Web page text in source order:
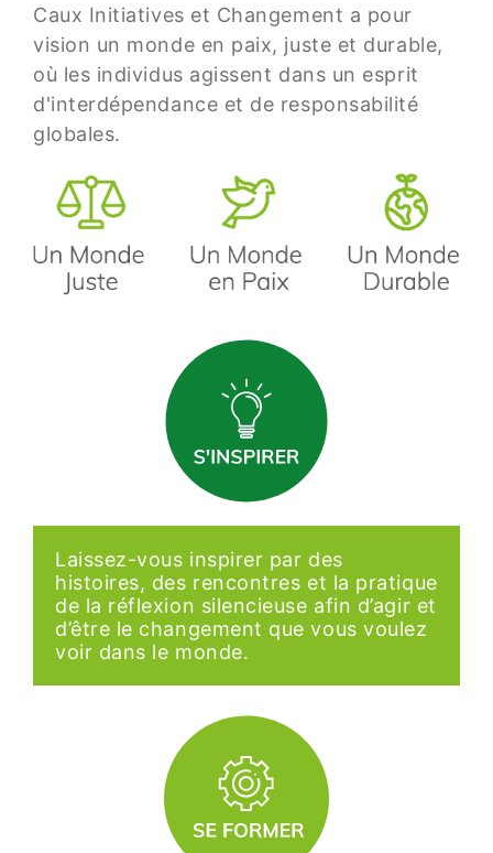
Caux Initiatives et Changement a pour
vision un monde en paix, juste et durable,
où les individus agissent dans un esprit
d'interdépendance et de responsabilité
globales.
Laissez-vous inspirer par des
histoires, des rencontres et la pratique
de la réflexion silencieuse afin d’agir et
d’être le changement que vous voulez
voir dans le monde.